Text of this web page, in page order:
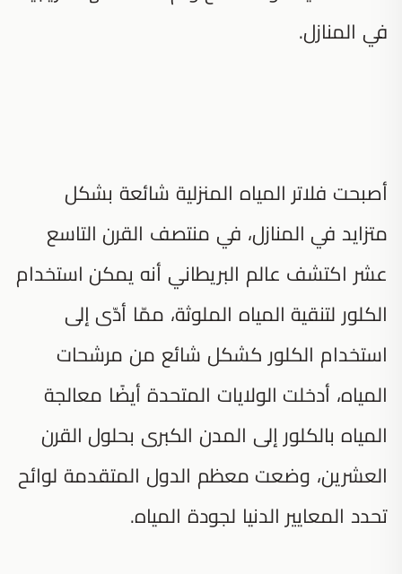
في المنازل.
أصبحت فلاتر المياه المنزلية شائعة بشكل
متزايد في المنازل، في منتصف القرن التاسع
عشر اكتشف عالم البريطاني أنه يمكن استخدام
الكلور لتنقية المياه الملوثة، ممّا أدّى إلى
استخدام الكلور كشكل شائع من مرشحات
المياه، أدخلت الولايات المتحدة أيضًا معالجة
المياه بالكلور إلى المدن الكبرى بحلول القرن
العشرين، وضعت معظم الدول المتقدمة لوائح
تحدد المعايير الدنيا لجودة المياه.